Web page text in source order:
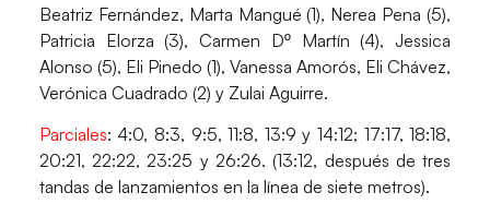
Beatriz Fernández, Marta Mangué (1), Nerea Pena (5),
Patricia Elorza (3), Carmen Dº Martín (4), Jessica
Alonso (5), Eli Pinedo (1), Vanessa Amorós, Eli Chávez,
Verónica Cuadrado (2) y Zulai Aguirre.
Parciales: 4:0, 8:3, 9:5, 11:8, 13:9 y 14:12; 17:17, 18:18,
20:21, 22:22, 23:25 y 26:26. (13:12, después de tres
tandas de lanzamientos en la línea de siete metros).